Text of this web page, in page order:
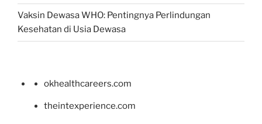
Vaksin Dewasa WHO: Pentingnya Perlindungan
Kesehatan di Usia Dewasa
okhealthcareers.com
theintexperience.com